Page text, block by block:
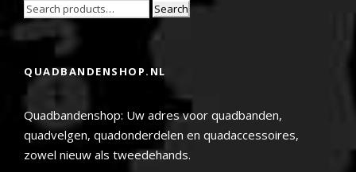
Search
QUADBANDENSHOP.NL
Quadbandenshop: Uw adres voor quadbanden,
quadvelgen, quadonderdelen en quadaccessoires,
zowel nieuw als tweedehands.